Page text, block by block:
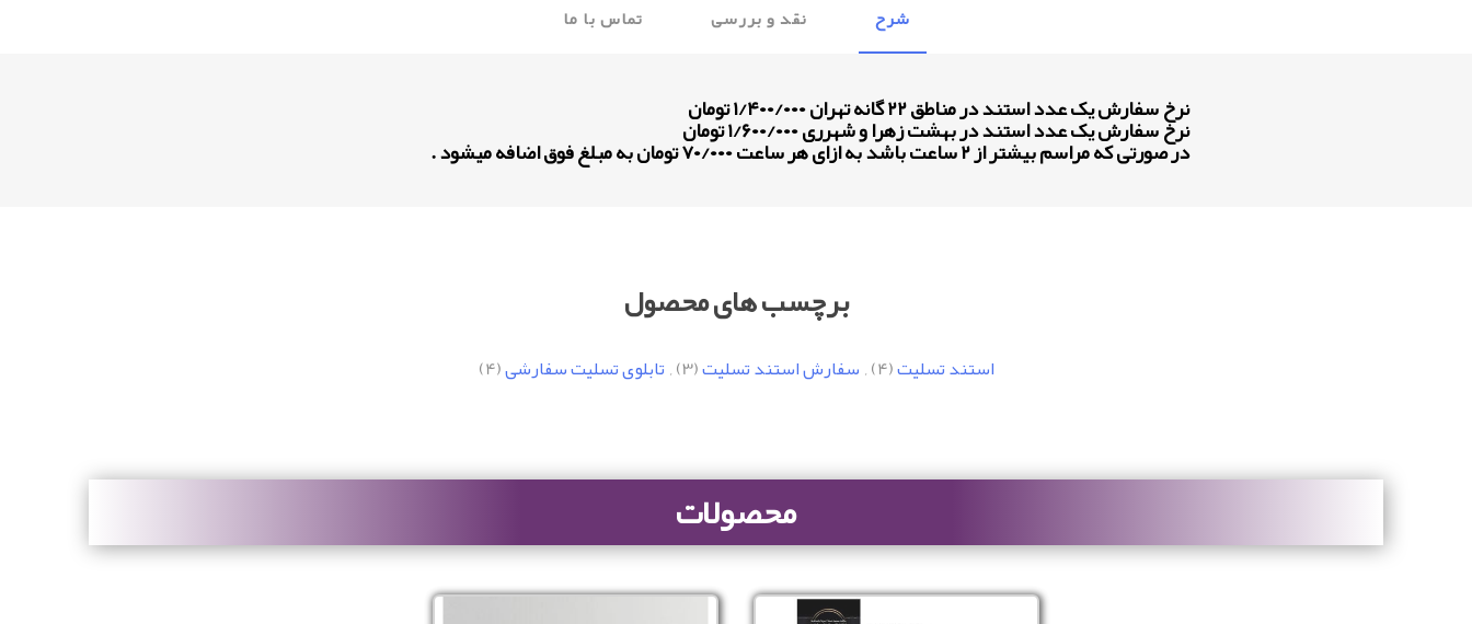
شرح نقد و بررسی تماس با ما
نرخ سفارش یک عدد استند در مناطق ۲۲ گانه تهران ۱/۴۰۰/۰۰۰ تومان
نرخ سفارش یک عدد استند در بهشت زهرا و شهرری ۱/۶۰۰/۰۰۰ تومان
در صورتی که مراسم بیشتر از ۲ ساعت باشد به ازای هر ساعت ۷۰/۰۰۰ تومان به مبلغ فوق اضافه میشود .
برچسب های محصول
استند تسلیت(4)
,سفارش استند تسلیت(3)
,تابلوی تسلیت سفارشی(4)
محصولات